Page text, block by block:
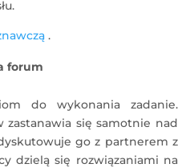
.
forum
do wykonania zadanie.
zastanawia się samotnie nad
go z partnerem z
dzielą się rozwiązaniami na